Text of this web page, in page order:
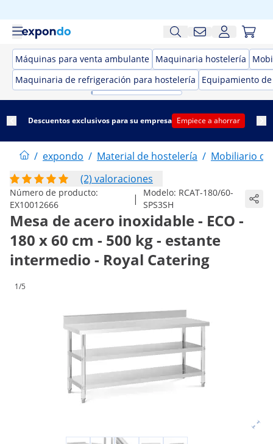
Máquinas para venta ambulante Maquinaria hostelería
Maquinaria de refrigeración para hostelería
Equipamiento
Descuentos exclusivos para su empresa Empiece a ahorrar
/ expondo / Material de hostelería / Mobiliario
(2) valoraciones
Número de producto:
EX10012666
| Modelo: RCAT-180/60-
SPS3SH
Mesa de acero inoxidable - ECO -
180 x 60 cm - 500 kg - estante
intermedio - Royal Catering
1/5